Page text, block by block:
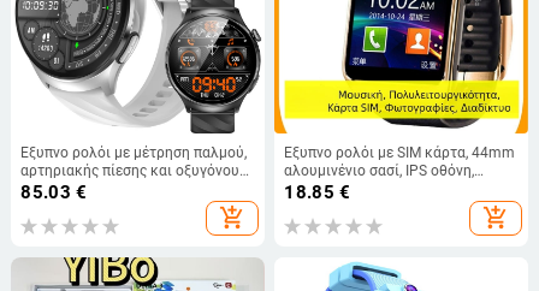
Έξυπνο ρολόι με μέτρηση παλμού,
αρτηριακής πίεσης και οξυγόνου
στο αίμα, παρακολούθηση ύπνου
85.03 €
add_shopping_cart
Έξυπνο ρολόι με SIM κάρτα, 44mm
αλουμινένιο σασί, IPS οθόνη,
συμβατό με Android, μπαταρία 380
18.85 €
add_shopping_cart